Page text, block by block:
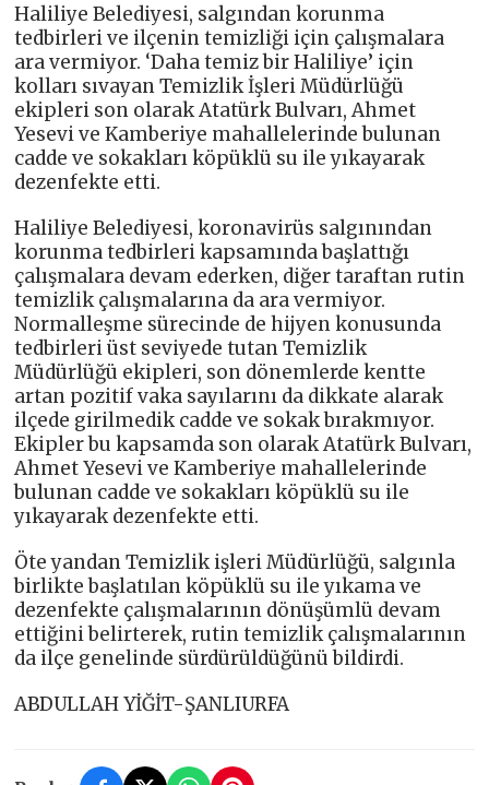
Haliliye Belediyesi, salgından korunma
tedbirleri ve ilçenin temizliği için çalışmalara
ara vermiyor. ‘Daha temiz bir Haliliye’ için
kolları sıvayan Temizlik İşleri Müdürlüğü
ekipleri son olarak Atatürk Bulvarı, Ahmet
Yesevi ve Kamberiye mahallelerinde bulunan
cadde ve sokakları köpüklü su ile yıkayarak
dezenfekte etti.
Haliliye Belediyesi, koronavirüs salgınından
korunma tedbirleri kapsamında başlattığı
çalışmalara devam ederken, diğer taraftan rutin
temizlik çalışmalarına da ara vermiyor.
Normalleşme sürecinde de hijyen konusunda
tedbirleri üst seviyede tutan Temizlik
Müdürlüğü ekipleri, son dönemlerde kentte
artan pozitif vaka sayılarını da dikkate alarak
ilçede girilmedik cadde ve sokak bırakmıyor.
Ekipler bu kapsamda son olarak Atatürk Bulvarı,
Ahmet Yesevi ve Kamberiye mahallelerinde
bulunan cadde ve sokakları köpüklü su ile
yıkayarak dezenfekte etti.
Öte yandan Temizlik işleri Müdürlüğü, salgınla
birlikte başlatılan köpüklü su ile yıkama ve
dezenfekte çalışmalarının dönüşümlü devam
ettiğini belirterek, rutin temizlik çalışmalarının
da ilçe genelinde sürdürüldüğünü bildirdi.
ABDULLAH YİĞİT-ŞANLIURFA